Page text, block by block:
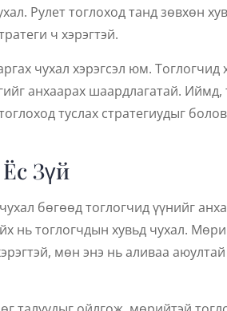
Рулет тоглоход танд зөвхөн
ч хэрэгтэй.
чухал хэрэгсэл юм. Тоглогчид
анхаарах шаардлагатай. Иймд,
туслах стратегиудыг
Зүй
бөгөөд тоглогчид үүнийг
нь тоглогчдын хувьд чухал.
мөн энэ нь аливаа